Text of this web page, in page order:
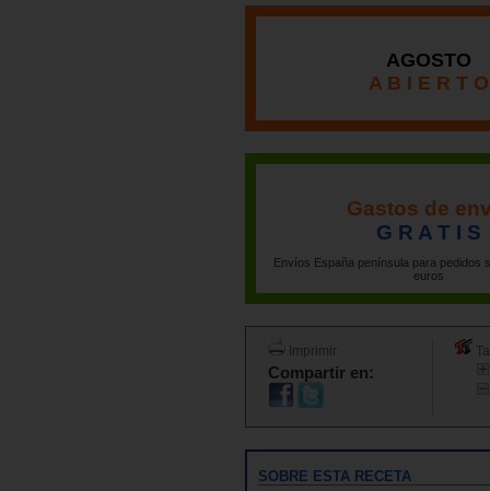
AGOSTO
A B I E R T O
Gastos de
G R A T I S
Envíos España península para pedidos
euros
Imprimir
Compartir en:
SOBRE ESTA RECETA